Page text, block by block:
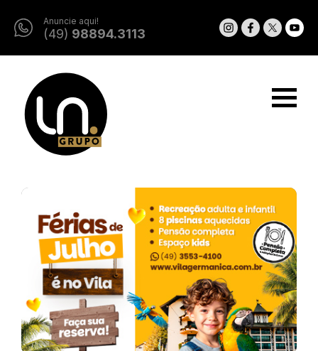
Anuncie aqui!
(49) 98894.3113